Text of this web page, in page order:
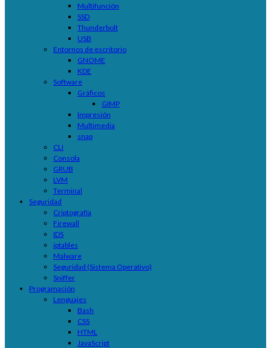
Multifunción
SSD
Thunderbolt
USB
Entornos de escritorio
GNOME
KDE
Software
Gráficos
GIMP
Impresión
Multimedia
snap
CLI
Consola
GRUB
LVM
Terminal
Seguridad
Criptografía
Firewall
IDS
iptables
Malware
Seguridad (Sistema Operativo)
Sniffer
Programación
Lenguajes
Bash
CSS
HTML
JavaScript